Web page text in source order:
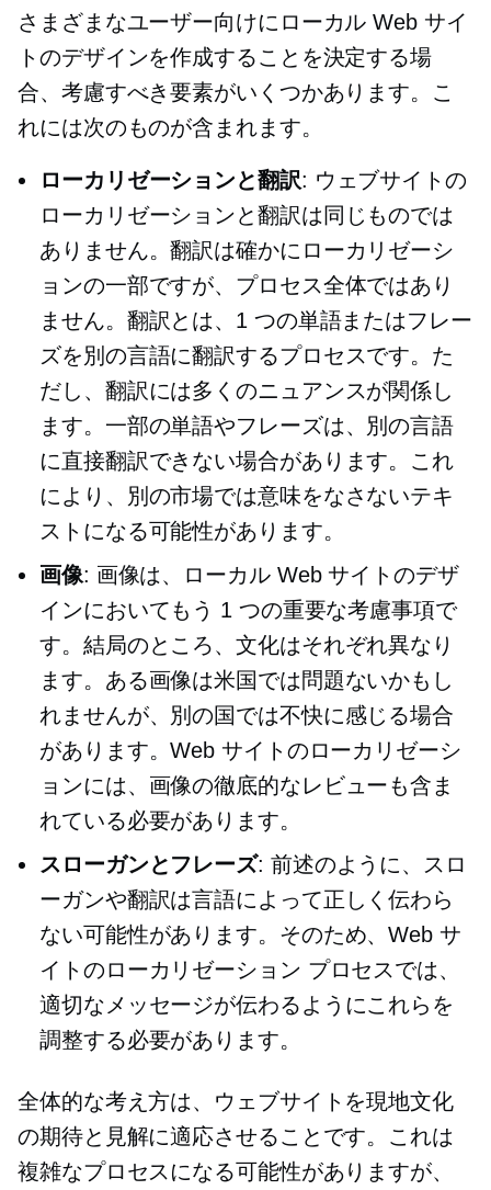
さまざまなユーザー向けにローカル Web サイ
トのデザインを作成することを決定する場
合、考慮すべき要素がいくつかあります。こ
れには次のものが含まれます。
ローカリゼーションと翻訳: ウェブサイトの
ローカリゼーションと翻訳は同じものでは
ありません。翻訳は確かにローカリゼーシ
ョンの一部ですが、プロセス全体ではあり
ません。翻訳とは、1 つの単語またはフレー
ズを別の言語に翻訳するプロセスです。た
だし、翻訳には多くのニュアンスが関係し
ます。一部の単語やフレーズは、別の言語
に直接翻訳できない場合があります。これ
により、別の市場では意味をなさないテキ
ストになる可能性があります。
画像: 画像は、ローカル Web サイトのデザ
インにおいてもう 1 つの重要な考慮事項で
す。結局のところ、文化はそれぞれ異なり
ます。ある画像は米国では問題ないかもし
れませんが、別の国では不快に感じる場合
があります。Web サイトのローカリゼーシ
ョンには、画像の徹底的なレビューも含ま
れている必要があります。
スローガンとフレーズ: 前述のように、スロ
ーガンや翻訳は言語によって正しく伝わら
ない可能性があります。そのため、Web サ
イトのローカリゼーション プロセスでは、
適切なメッセージが伝わるようにこれらを
調整する必要があります。
全体的な考え方は、ウェブサイトを現地文化
の期待と見解に適応させることです。これは
複雑なプロセスになる可能性がありますが、